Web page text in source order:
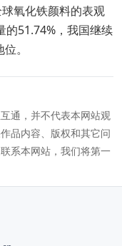
氧化铁颜料的表观
的51.74%，我国继续
。
通，并不代表本网站观
品内容、版权和其它问
系本网站，我们将第一